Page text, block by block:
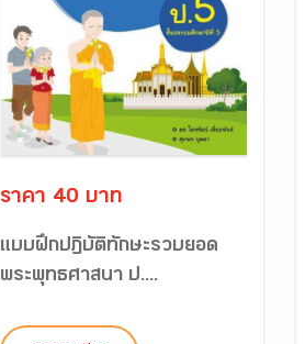
ราคา 40 บาท
แบบฝึกปฏิบัติทักษะรวบยอด
พระพุทธศาสนา ป....